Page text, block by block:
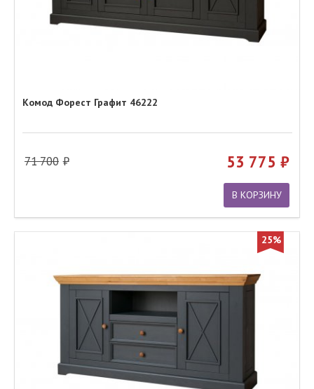
Комод Форест Графит 46222
71 700 53 775
В КОРЗИНУ
25%